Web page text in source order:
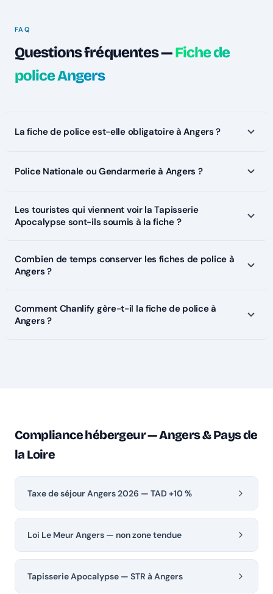
FAQ
Questions fréquentes —Fiche de
police Angers
La fiche de police est-elle obligatoire à Angers ?
Police Nationale ou Gendarmerie à Angers ?
Les touristes qui viennent voir la Tapisserie
Apocalypse sont-ils soumis à la fiche ?
Combien de temps conserver les fiches de police à
Angers ?
Comment Chanlify gère-t-il la fiche de police à
Angers ?
Compliance hébergeur — Angers & Pays de
la Loire
Taxe de séjour Angers 2026 — TAD +10 %
Loi Le Meur Angers — non zone tendue
Tapisserie Apocalypse — STR à Angers